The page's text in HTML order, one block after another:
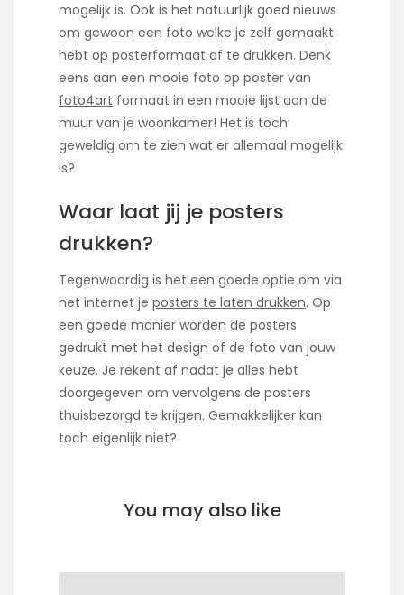
mogelijk is. Ook is het natuurlijk goed nieuws
om gewoon een foto welke je zelf gemaakt
hebt op posterformaat af te drukken. Denk
eens aan een mooie foto op poster van
foto4art formaat in een mooie lijst aan de
muur van je woonkamer! Het is toch
geweldig om te zien wat er allemaal mogelijk
is?
Waar laat jij je posters
drukken?
Tegenwoordig is het een goede optie om via
het internet je posters te laten drukken. Op
een goede manier worden de posters
gedrukt met het design of de foto van jouw
keuze. Je rekent af nadat je alles hebt
doorgegeven om vervolgens de posters
thuisbezorgd te krijgen. Gemakkelijker kan
toch eigenlijk niet?
You may also like